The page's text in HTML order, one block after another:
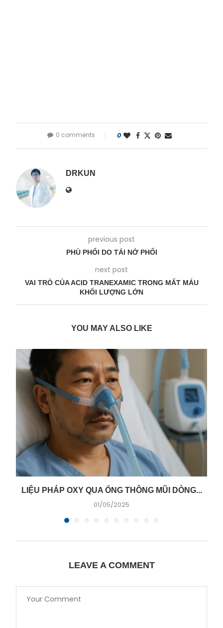
0 comments 0
DRKUN
previous post
PHÙ PHỔI DO TÁI NỞ PHỔI
next post
VAI TRÒ CỦA ACID TRANEXAMIC TRONG MẤT MÁU
KHỐI LƯỢNG LỚN
YOU MAY ALSO LIKE
LIỆU PHÁP OXY QUA ỐNG THÔNG MŨI DÒNG...
01/05/2025
LEAVE A COMMENT